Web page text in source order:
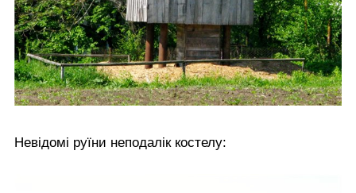
Невідомі руїни неподалік костелу: